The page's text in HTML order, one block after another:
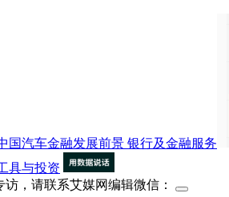
国汽车金融发展前景 银行及金融服务
具与投资
，请联系艾媒网编辑微信：